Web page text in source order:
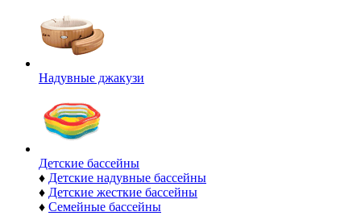
Надувные джакузи
Детские бассейны
♦ Детские надувные бассейны
♦ Детские жесткие бассейны
♦ Семейные бассейны